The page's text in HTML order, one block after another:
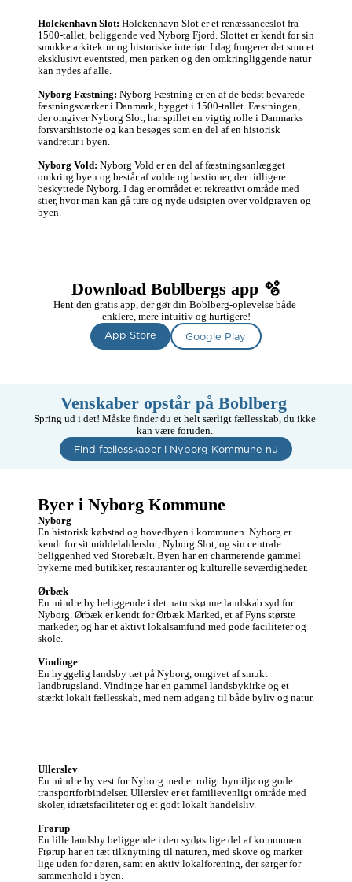
Holckenhavn Slot: Holckenhavn Slot er et renæssanceslot fra
1500-tallet, beliggende ved Nyborg Fjord. Slottet er kendt for sin
smukke arkitektur og historiske interiør. I dag fungerer det som et
eksklusivt eventsted, men parken og den omkringliggende natur
kan nydes af alle.
Nyborg Fæstning: Nyborg Fæstning er en af de bedst bevarede
fæstningsværker i Danmark, bygget i 1500-tallet. Fæstningen,
der omgiver Nyborg Slot, har spillet en vigtig rolle i Danmarks
forsvarshistorie og kan besøges som en del af en historisk
vandretur i byen.
Nyborg Vold: Nyborg Vold er en del af fæstningsanlægget
omkring byen og består af volde og bastioner, der tidligere
beskyttede Nyborg. I dag er området et rekreativt område med
stier, hvor man kan gå ture og nyde udsigten over voldgraven og
byen.
Download Boblbergs app 🫧
Hent den gratis app, der gør din Boblberg-oplevelse både
enklere, mere intuitiv og hurtigere!
App Store Google Play
Venskaber opstår på Boblberg
Spring ud i det! Måske finder du et helt særligt fællesskab, du ikke
kan være foruden.
Find fællesskaber i Nyborg Kommune nu
Byer i Nyborg Kommune
Nyborg
En historisk købstad og hovedbyen i kommunen. Nyborg er
kendt for sit middelalderslot, Nyborg Slot, og sin centrale
beliggenhed ved Storebælt. Byen har en charmerende gammel
bykerne med butikker, restauranter og kulturelle seværdigheder.
Ørbæk
En mindre by beliggende i det naturskønne landskab syd for
Nyborg. Ørbæk er kendt for Ørbæk Marked, et af Fyns største
markeder, og har et aktivt lokalsamfund med gode faciliteter og
skole.
Vindinge
En hyggelig landsby tæt på Nyborg, omgivet af smukt
landbrugsland. Vindinge har en gammel landsbykirke og et
stærkt lokalt fællesskab, med nem adgang til både byliv og natur.
Ullerslev
En mindre by vest for Nyborg med et roligt bymiljø og gode
transportforbindelser. Ullerslev er et familievenligt område med
skoler, idrætsfaciliteter og et godt lokalt handelsliv.
Frørup
En lille landsby beliggende i den sydøstlige del af kommunen.
Frørup har en tæt tilknytning til naturen, med skove og marker
lige uden for døren, samt en aktiv lokalforening, der sørger for
sammenhold i byen.